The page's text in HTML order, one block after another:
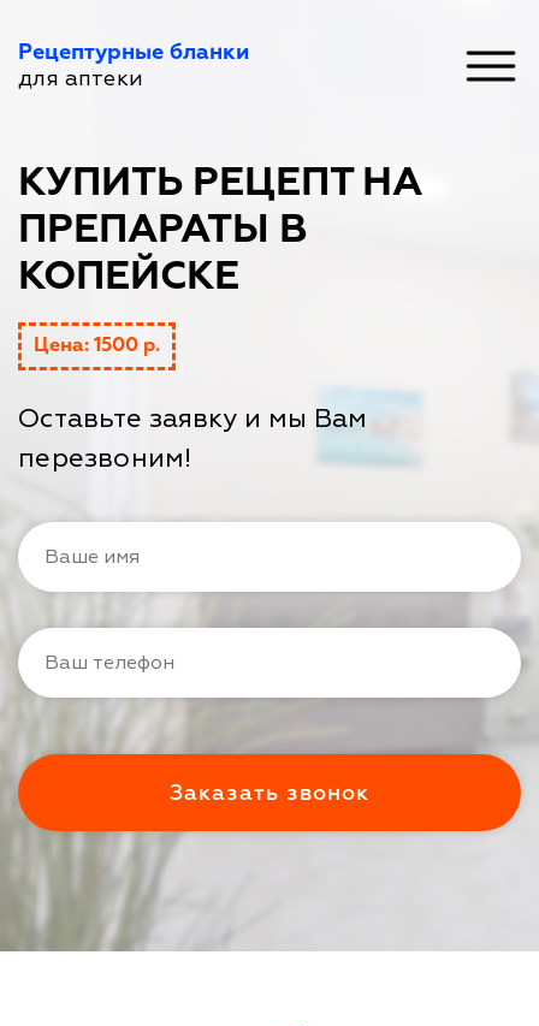
Рецептурные бланки
для аптеки
КУПИТЬ РЕЦЕПТ НА
ПРЕПАРАТЫ В
КОПЕЙСКЕ
Цена: 1500 р.
Оставьте заявку и мы Вам
перезвоним!